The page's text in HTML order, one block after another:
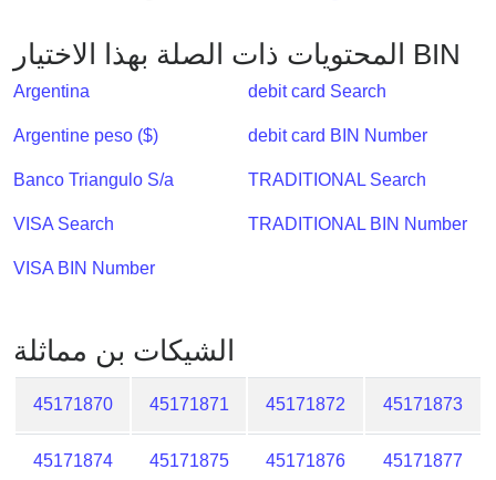
IP
Address
?
IP
BIN
/
المحتويات ذات الصلة بهذا الاختيار BIN
Argentina
Argentine peso ($)
Banco Triangulo S/a
VISA Search
VISA BIN Number
debit card Search
debit card BIN Number
TRADITIONAL Search
TRADITIONAL BIN Number
الشيكات بن مماثلة
45171870 45171871 45171872 45171873
45171874 45171875 45171876 45171877